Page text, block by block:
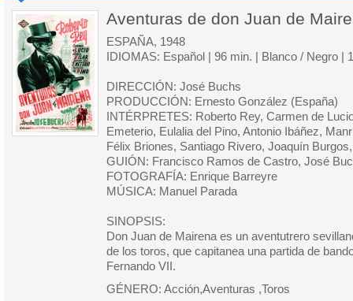
Aventuras de don Juan de
ESPAÑA, 1948
IDIOMAS: Español | 96 min. | Blanco / Negro |
DIRECCIÓN: José Buchs
PRODUCCIÓN: Ernesto González (España)
INTÉRPRETES: Roberto Rey, Carmen de
Emeterio, Eulalia del Pino, Antonio Ibáñez,
Félix Briones, Santiago Rivero, Joaquín
GUIÓN: Francisco Ramos de Castro, José
FOTOGRAFÍA: Enrique Barreyre
MÚSICA: Manuel Parada
SINOPSIS:
Don Juan de Mairena es un aventutrero
de los toros, que capitanea una partida de
Fernando VII.
GÉNERO: Acción,Aventuras ,Toros